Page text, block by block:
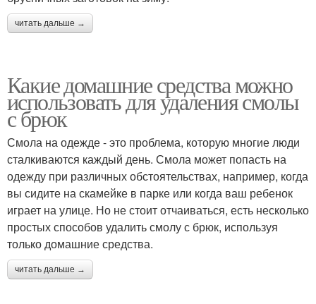
читать дальше →
Какие домашние средства можно
использовать для удаления смолы
с брюк
Смола на одежде - это проблема, которую многие люди
сталкиваются каждый день. Смола может попасть на
одежду при различных обстоятельствах, например, когда
вы сидите на скамейке в парке или когда ваш ребенок
играет на улице. Но не стоит отчаиваться, есть несколько
простых способов удалить смолу с брюк, используя
только домашние средства.
читать дальше →